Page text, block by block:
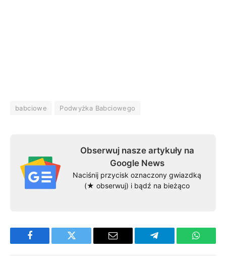
babciowe Podwyżka Babciowego
Obserwuj nasze artykuły na
Google News
Naciśnij przycisk oznaczony gwiazdką
(★ obserwuj) i bądź na bieżąco
Facebook Twitter Email Telegram